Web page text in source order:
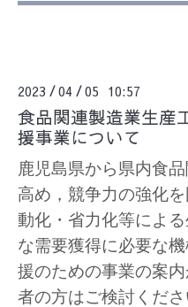
2023 /04 /05 10:57
食品関連製造業生産
援事業について
鹿児島県から県内食
高め，競争力の強化
動化・省力化等によ
な需要獲得に必要な
援のための事業の案
者の方はご検討くださ